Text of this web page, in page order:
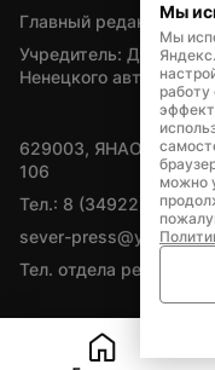
Главный редактор —
Учредитель:
Ненецкого
629003, ЯНАО,
106
Тел.: 8 (34922) 71262
sever-press@yamal-
Тел. отдела рекламы:
Мы
Мы
можно